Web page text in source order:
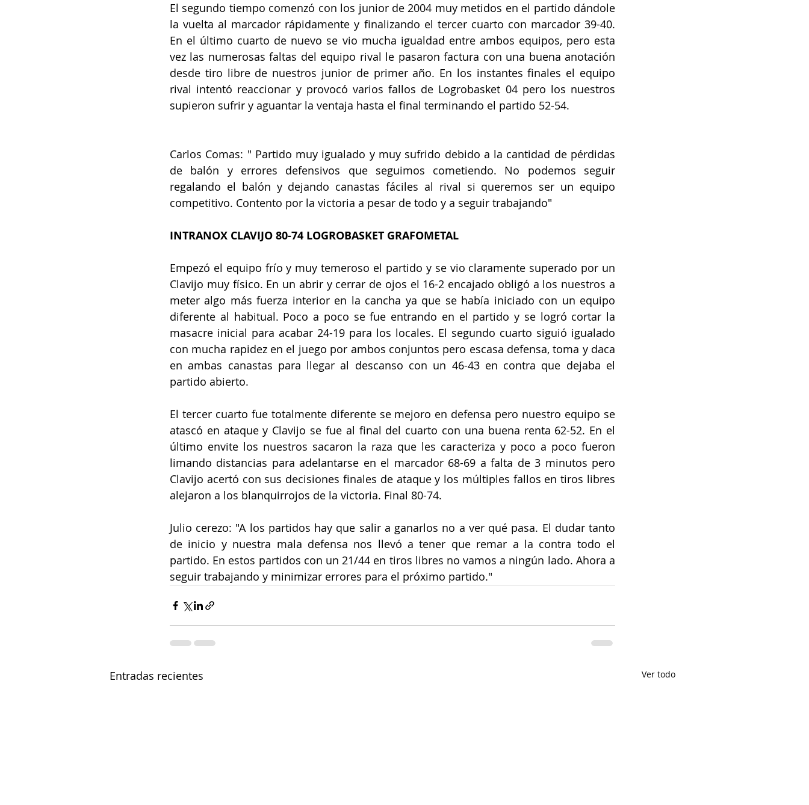
El segundo tiempo comenzó con los junior de 2004 muy metidos en el partido dándole
la vuelta al marcador rápidamente y finalizando el tercer cuarto con marcador 39-40.
En el último cuarto de nuevo se vio mucha igualdad entre ambos equipos, pero esta
vez las numerosas faltas del equipo rival le pasaron factura con una buena anotación
desde tiro libre de nuestros junior de primer año. En los instantes finales el equipo
rival intentó reaccionar y provocó varios fallos de Logrobasket 04 pero los nuestros
supieron sufrir y aguantar la ventaja hasta el final terminando el partido 52-54.
Carlos Comas: " Partido muy igualado y muy sufrido debido a la cantidad de pérdidas
de balón y errores defensivos que seguimos cometiendo. No podemos seguir
regalando el balón y dejando canastas fáciles al rival si queremos ser un equipo
competitivo. Contento por la victoria a pesar de todo y a seguir trabajando"
INTRANOX CLAVIJO 80-74 LOGROBASKET GRAFOMETAL
Empezó el equipo frío y muy temeroso el partido y se vio claramente superado por un
Clavijo muy físico. En un abrir y cerrar de ojos el 16-2 encajado obligó a los nuestros a
meter algo más fuerza interior en la cancha ya que se había iniciado con un equipo
diferente al habitual. Poco a poco se fue entrando en el partido y se logró cortar la
masacre inicial para acabar 24-19 para los locales. El segundo cuarto siguió igualado
con mucha rapidez en el juego por ambos conjuntos pero escasa defensa, toma y daca
en ambas canastas para llegar al descanso con un 46-43 en contra que dejaba el
partido abierto.
El tercer cuarto fue totalmente diferente se mejoro en defensa pero nuestro equipo se
atascó en ataque y Clavijo se fue al final del cuarto con una buena renta 62-52. En el
último envite los nuestros sacaron la raza que les caracteriza y poco a poco fueron
limando distancias para adelantarse en el marcador 68-69 a falta de 3 minutos pero
Clavijo acertó con sus decisiones finales de ataque y los múltiples fallos en tiros libres
alejaron a los blanquirrojos de la victoria. Final 80-74.
Julio cerezo: "A los partidos hay que salir a ganarlos no a ver qué pasa. El dudar tanto
de inicio y nuestra mala defensa nos llevó a tener que remar a la contra todo el
partido. En estos partidos con un 21/44 en tiros libres no vamos a ningún lado. Ahora a
seguir trabajando y minimizar errores para el próximo partido."
Entradas recientes Ver todo